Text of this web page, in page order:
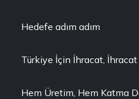
Hedefe adım adım
Türkiye İçin İhracat,
Hem Üretim, Hem Katma